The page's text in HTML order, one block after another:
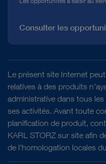
Consulter les
Le présent site Internet
relatives à des produits
administrative dans tous
ses activités. Avant toute
planification de produit,
KARL STORZ sur site afin
de l'homologation locales